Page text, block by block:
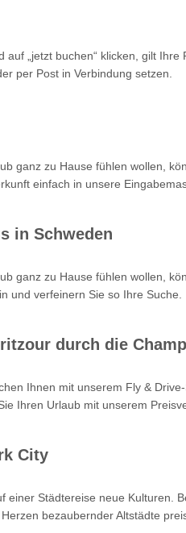
„jetzt buchen“ klicken, gilt
per Post in Verbindung setzen.
ganz zu Hause fühlen wollen,
einfach in unsere
in Schweden
ganz zu Hause fühlen wollen,
und verfeinern Sie so Ihre Suche.
durch die
Ihnen mit unserem Fly &
Ihren Urlaub mit unserem
City
Städtereise neue Kulturen.
bezaubernder Altstädte